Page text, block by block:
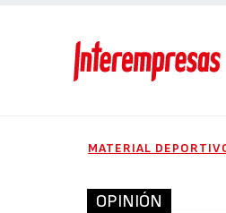
MATERIAL
OPINIÓN